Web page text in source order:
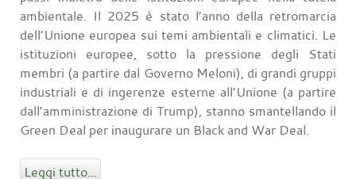
ambientale. Il 2025 è stato l’anno della retromarcia
dell’Unione europea sui temi ambientali e climatici. Le
istituzioni europee, sotto la pressione degli Stati
membri (a partire dal Governo Meloni), di grandi gruppi
industriali e di ingerenze esterne all’Unione (a partire
dall’amministrazione di Trump), stanno smantellando il
Green Deal per inaugurare un Black and War Deal.
Leggi tutto...